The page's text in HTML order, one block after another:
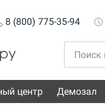
8 (800) 775-35-94
центр Демозал